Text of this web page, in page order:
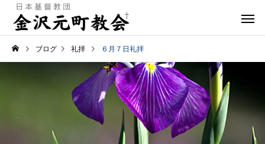
ブログ 礼拝 ６月７日礼拝